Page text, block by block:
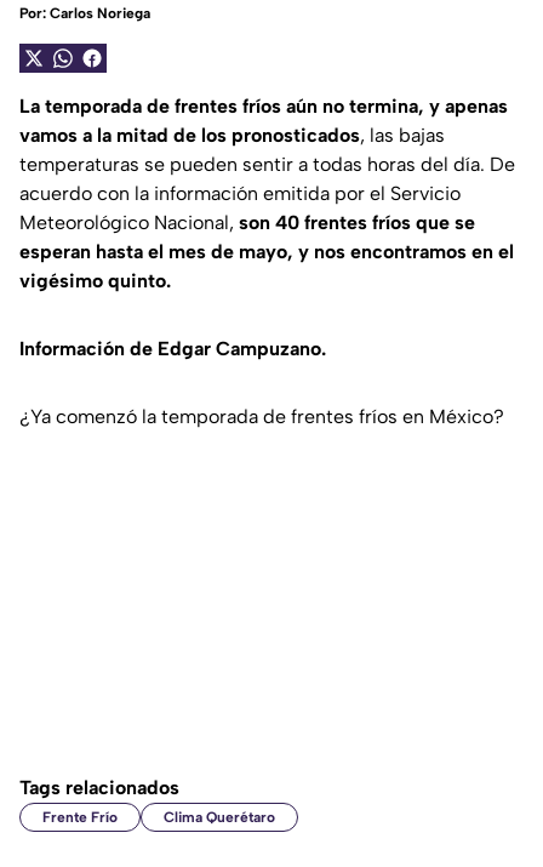
Por: Carlos Noriega
La temporada de frentes fríos aún no termina, y apenas
vamos a la mitad de los pronosticados, las bajas
temperaturas se pueden sentir a todas horas del día. De
acuerdo con la información emitida por el Servicio
Meteorológico Nacional, son 40 frentes fríos que se
esperan hasta el mes de mayo, y nos encontramos en el
vigésimo quinto.
Información de Edgar Campuzano.
¿Ya comenzó la temporada de frentes fríos en México?
Tags relacionados
Frente Frío Clima Querétaro